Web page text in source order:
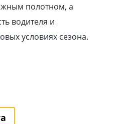
полотном, а
водителя и
условиях сезона.